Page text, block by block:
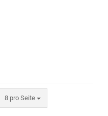
8 pro Seite
pro Seite